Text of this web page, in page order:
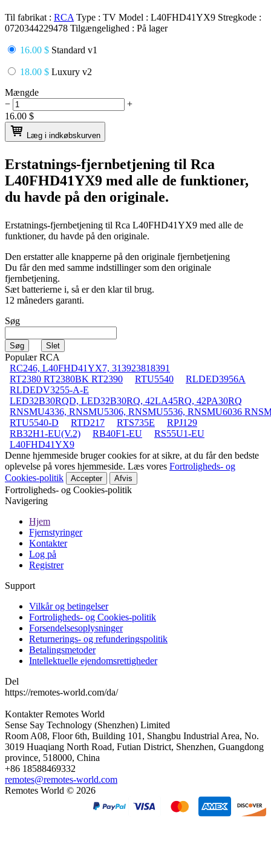
Til fabrikat : RCA Type : TV Model : L40FHD41YX9 Stregkode :
0720344229478 Tilgængelighed : På lager
16.00 $ Standard v1
18.00 $ Luxury v2
Mængde
−
+
16.00 $
Læg i indkøbskurven
Erstatnings-fjernbetjening til Rca
L40FHD41YX9 med alle de funktioner,
du havde på den originale.
Erstatnings-fjernbetjening til Rca L40FHD41YX9 med alle de
funktioner, du havde på den originale.
Den erstatter alle knapperne på den originale fjernbetjening
Du får den med samme indstillinger som den originale
fjernbetjening.
Sæt batterierne i, så er den klar til brug.
12 måneders garanti.
Søg
Populær RCA
RC246, L40FHD41YX7, 313923818391
RT2380 RT2380BK RT2390
RTU5540
RLDED3956A
RLDEDV3255-A-E
LED32B30RQD, LED32B30RQ, 42LA45RQ, 42PA30RQ
RNSMU4336, RNSMU5306, RNSMU5536, RNSMU6036
RTU5540-D
RTD217 RTS735E
RPJ129
RB32H1-EU(V.2)
RB40F1-EU
RS55U1-EU
L40FHD41YX9
Denne hjemmeside bruger cookies for at sikre, at du får den bedste
oplevelse på vores hjemmeside. Læs vores Fortroligheds- og
Cookies-politik
Accepter Afvis
Fortroligheds- og Cookies-politik
Navigering
Hjem
Fjernstyringer
Kontakter
Log på
Registrer
Support
Vilkår og betingelser
Fortroligheds- og Cookies-politik
Forsendelsesoplysninger
Returnerings- og refunderingspolitik
Betalingsmetoder
Intellektuelle ejendomsrettigheder
Del
https://remotes-world.com/da/
Kontakter Remotes World
Sense Say Technology (Shenzhen) Limited
Room A08, Floor 6th, Building 101, Shangbu Industrial Area, No.
3019 Huaqiang North Road, Futian District, Shenzhen, Guangdong
province, 518000, China
+86 18588469332
remotes@remotes-world.com
Remotes World © 2026